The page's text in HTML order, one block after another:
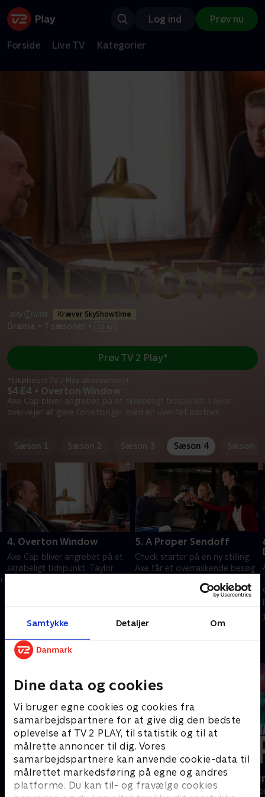
Samtykke Detaljer Om
Dine data og cookies
Vi bruger egne cookies og cookies fra
samarbejdspartnere for at give dig den bedste
oplevelse af TV 2 PLAY, til statistik og til at
målrette annoncer til dig. Vores
samarbejdspartnere kan anvende cookie-data til
målrettet markedsføring på egne og andres
platforme. Du kan til- og fravælge cookies
Log ind Prøv nu
Forside Live TV Kategorier
Kræver SkyShowtime
Drama • 7 sæsoner
S4:E4 • Overton Window
Axe Cap bliver angrebet på et skrøbeligt tidspunkt. Taylor
overvejer at gøre forretninger med en uventet partner.
Prøv TV 2 Play*
*tilkøbes til TV 2 Play abonnement
Sæson 1 Sæson 2 Sæson 3 Sæson 4 Sæson 5
4. Overton Window
Axe Cap bliver angrebet på et
skrøbeligt tidspunkt. Taylor
1. juli 2021 • 57 min
5. A Proper Sendoff
Chuck starter på en ny stilling.
Axe får et overraskende besøg
Andre så også
Nepobaby
Drama • 1 sæsoner
Happy
Drama • 1